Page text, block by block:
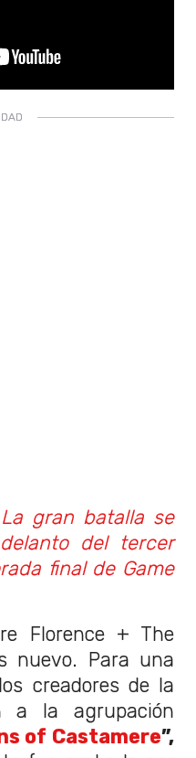
La gran batalla se
del tercer
final de Game
Florence + The
nuevo. Para una
creadores de la
a la agrupación
of Castamere”,